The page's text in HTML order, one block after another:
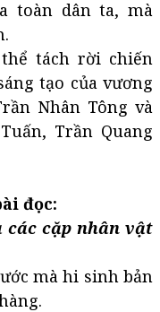
toàn dân ta, mà
tách rời chiến
tạo của vương
Nhân Tông và
Trần Quang
đọc:
các cặp nhân vật
mà hi sinh bản